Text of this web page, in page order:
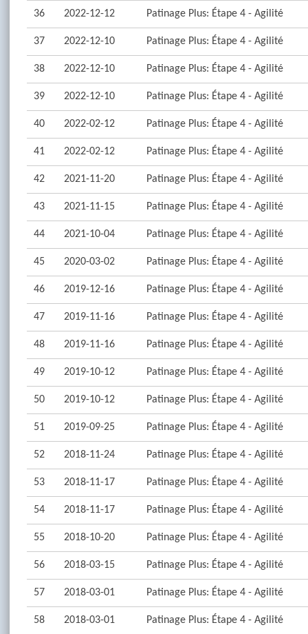
36 2022-12-12 Patinage Plus: Étape 4 - Agilité
37 2022-12-10 Patinage Plus: Étape 4 - Agilité
38 2022-12-10 Patinage Plus: Étape 4 - Agilité
39 2022-12-10 Patinage Plus: Étape 4 - Agilité
40 2022-02-12 Patinage Plus: Étape 4 - Agilité
41 2022-02-12 Patinage Plus: Étape 4 - Agilité
42 2021-11-20 Patinage Plus: Étape 4 - Agilité
43 2021-11-15 Patinage Plus: Étape 4 - Agilité
44 2021-10-04 Patinage Plus: Étape 4 - Agilité
45 2020-03-02 Patinage Plus: Étape 4 - Agilité
46 2019-12-16 Patinage Plus: Étape 4 - Agilité
47 2019-11-16 Patinage Plus: Étape 4 - Agilité
48 2019-11-16 Patinage Plus: Étape 4 - Agilité
49 2019-10-12 Patinage Plus: Étape 4 - Agilité
50 2019-10-12 Patinage Plus: Étape 4 - Agilité
51 2019-09-25 Patinage Plus: Étape 4 - Agilité
52 2018-11-24 Patinage Plus: Étape 4 - Agilité
53 2018-11-17 Patinage Plus: Étape 4 - Agilité
54 2018-11-17 Patinage Plus: Étape 4 - Agilité
55 2018-10-20 Patinage Plus: Étape 4 - Agilité
56 2018-03-15 Patinage Plus: Étape 4 - Agilité
57 2018-03-01 Patinage Plus: Étape 4 - Agilité
58 2018-03-01 Patinage Plus: Étape 4 - Agilité